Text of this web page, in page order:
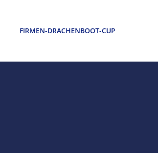
FIRMEN-DRACHENBOOT-CUP